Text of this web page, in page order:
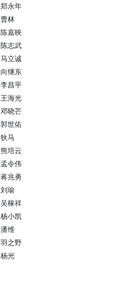
郑永年
曹林
陈嘉映
陈志武
马立诚
向继东
李昌平
王海光
邓晓芒
郭世佑
狄马
熊培云
孟令伟
蒋兆勇
刘瑜
吴稼祥
杨小凯
潘维
羽之野
杨光